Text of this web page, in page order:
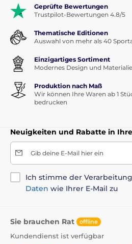
Präsentieren Sie Ihre
Ehrlich verdiente Medaillen
Schublade!Mit unseren
Medaillenhaltern können Sie Ihre
stellen und Ihre sportlichen
Jeder Sieg, jede Herausforderung
Büro.
UnserePremium-Medaillenhalter
hochwertigem Acryl und veredeln
langlebigen UV-Druck, der weder
Farbbrillanz verliert. Diese
garantiert, dass Ihre
Zustand und mit gleichbleibender
werden.
Warum Sie einen
Medaillenhalter wählen
Geprüfte Bewertungen
Trustpilot-Bewertungen 4.8/5
Thematische Editionen
Auswahl von mehr als 40
Einzigartiges Sortiment
Modernes Design und
Produktion nach Maß
Wir können Ihre Waren ab 1
bedrucken
Neuigkeiten und Rabatte in
Gib deine E-Mail hier ein
Ich stimme der
Daten wie Ihrer E-Mail zu
Sie brauchen Rat offline
Kundendienst ist verfügbar